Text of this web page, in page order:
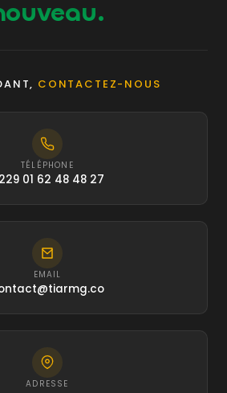
CONTACTEZ-NOUS
TÉLÉPHONE
01 62 48 48 27
EMAIL
ADRESSE